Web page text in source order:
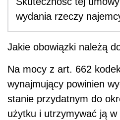
wydania rzeczy
Jakie obowiązki należą
Na mocy z art. 662
wynajmujący powinien
stanie przydatnym do
użytku i utrzymywać ją